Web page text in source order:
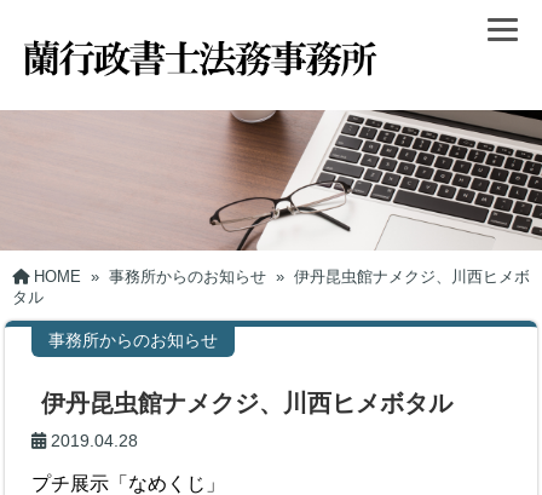
HOME » 事務所からのお知らせ » 伊丹昆虫館ナメクジ、川西ヒメボ
タル
事務所からのお知らせ
伊丹昆虫館ナメクジ、川西ヒメボタル
2019.04.28
プチ展示「なめくじ」